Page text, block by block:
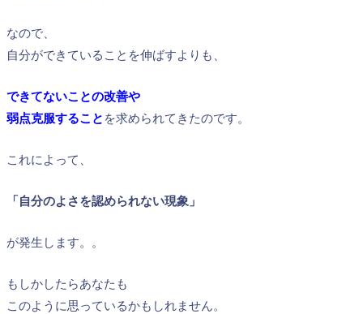
なので、
自分ができていることを伸ばすよりも、
できてないことの改善や
弱点克服すること を求められてきたのです。
これによって、
「自分のよさを認められない現象」
が発生します。。
もしかしたらあなたも
このように思っているかもしれません。